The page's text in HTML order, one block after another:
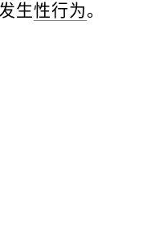
生性行为。